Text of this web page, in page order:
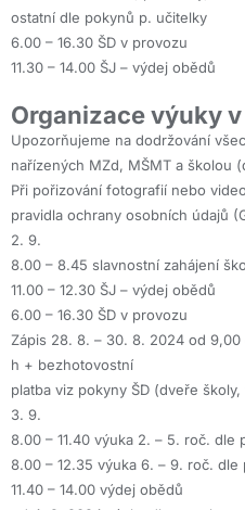
ostatní dle pokynů p. učitelky
6.00 – 16.30 ŠD v provozu
11.30 – 14.00 ŠJ – výdej obědů
Organizace výuky
Upozorňujeme na dodržování
nařízených MZd, MŠMT a školou
Při pořizování fotografií nebo
pravidla ochrany osobních údajů
2. 9.
8.00 – 8.45 slavnostní zahájení
11.00 – 12.30 ŠJ – výdej obědů
6.00 – 16.30 ŠD v provozu
Zápis 28. 8. – 30. 8. 2024 od
h + bezhotovostní
platba viz pokyny ŠD (dveře
3. 9.
8.00 – 11.40 výuka 2. – 5. roč. dle
8.00 – 12.35 výuka 6. – 9. roč. dle
11.40 – 14.00 výdej obědů